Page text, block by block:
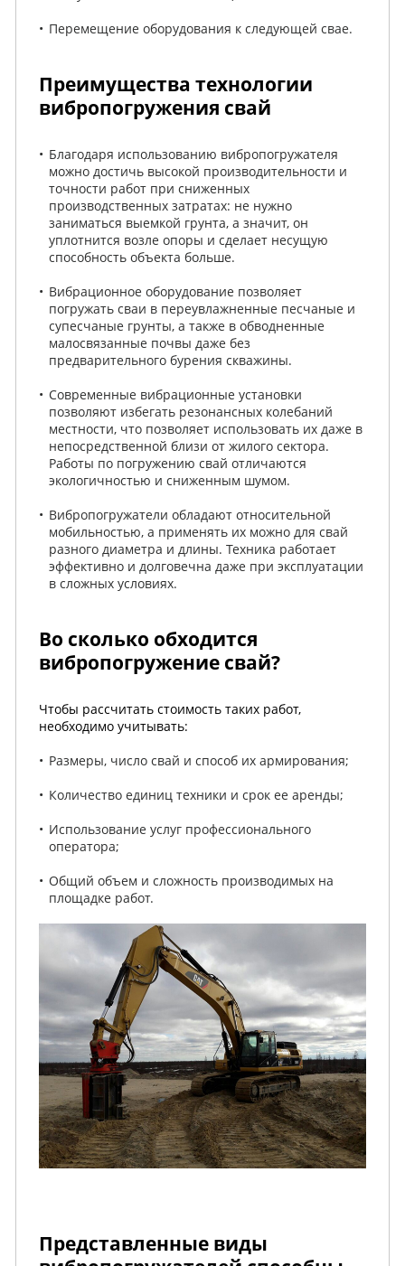
Перемещение оборудования к следующей свае.
Преимущества технологии
вибропогружения свай
Благодаря использованию вибропогружателя
можно достичь высокой производительности и
точности работ при сниженных
производственных затратах: не нужно
заниматься выемкой грунта, а значит, он
уплотнится возле опоры и сделает несущую
способность объекта больше.
Вибрационное оборудование позволяет
погружать сваи в переувлажненные песчаные и
супесчаные грунты, а также в обводненные
малосвязанные почвы даже без
предварительного бурения скважины.
Современные вибрационные установки
позволяют избегать резонансных колебаний
местности, что позволяет использовать их даже в
непосредственной близи от жилого сектора.
Работы по погружению свай отличаются
экологичностью и сниженным шумом.
Вибропогружатели обладают относительной
мобильностью, а применять их можно для свай
разного диаметра и длины. Техника работает
эффективно и долговечна даже при эксплуатации
в сложных условиях.
Во сколько обходится
вибропогружение свай?
Чтобы рассчитать стоимость таких работ,
необходимо учитывать:
Размеры, число свай и способ их армирования;
Количество единиц техники и срок ее аренды;
Использование услуг профессионального
оператора;
Общий объем и сложность производимых на
площадке работ.
Представленные виды